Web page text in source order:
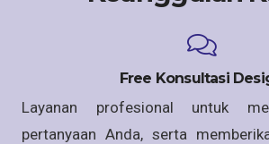
Free Konsultasi
Layanan profesional untuk
pertanyaan Anda, serta